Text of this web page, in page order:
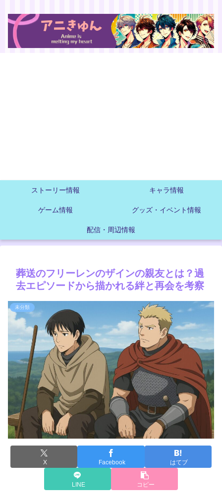
ストーリー情報 キャラ情報
ゲーム情報 グッズ・イベント情報
配信・周辺情報
葬送のフリーレンのザインの親友とは？過
去エピソードから描かれる絆と再会を考察
未分類
X Facebook はてブ
LINE コピー